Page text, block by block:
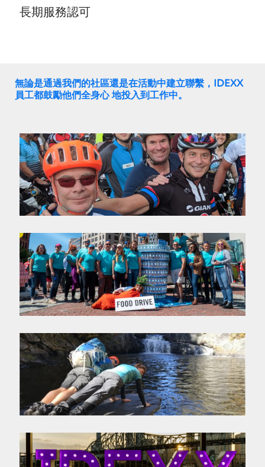
長期服務認可
無論是通過我們的社區還是在活動中建立聯繫，IDEXX
員工都鼓勵他們全身心 地投入到工作中。